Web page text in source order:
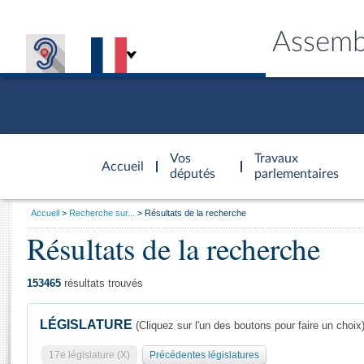
Accueil
d'accueil
Vos
députés
Travaux
parlementaires
Général
Vous
Accueil Recherche sur... Résultats de la recherche
Résultats de la recherche
153465 résultats trouvés
LÉGISLATURE (Cliquez sur l'un des boutons pour faire un choix)
17e législature (X) Précédentes législatures